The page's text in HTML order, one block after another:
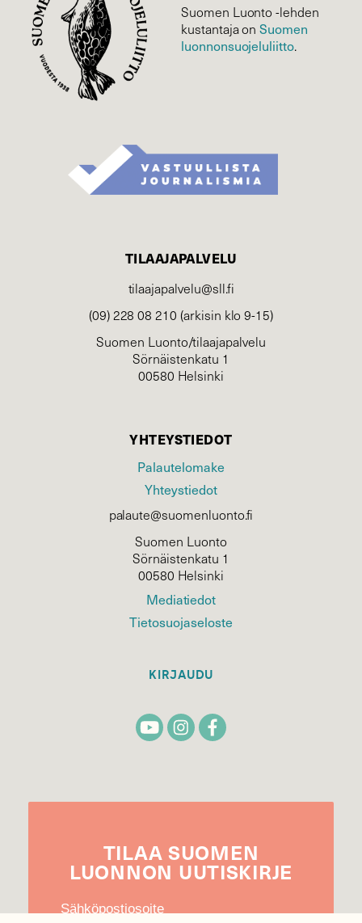
Suomen Luonto -lehden
kustantaja onSuomen
luonnonsuojelu­liitto.
TILAAJAPALVELU
tilaajapalvelu@sll.fi
(09) 228 08 210 (arkisin klo 9-15)
Suomen Luonto/tilaajapalvelu
Sörnäistenkatu 1
00580 Helsinki
YHTEYSTIEDOT
Palautelomake
Yhteystiedot
palaute@suomenluonto.fi
Suomen Luonto
Sörnäistenkatu 1
00580 Helsinki
Mediatiedot
Tietosuojaseloste
KIRJAUDU
TILAA SUOMEN
LUONNON UUTIS­KIRJE
Sähköpostiosoite